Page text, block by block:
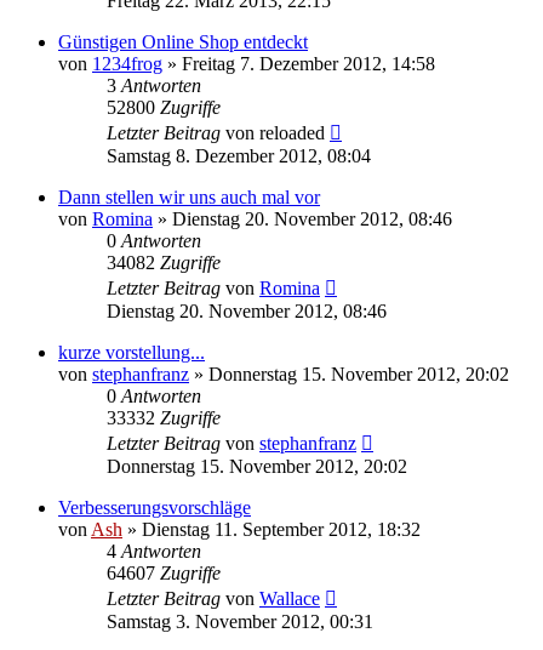
Günstigen Online Shop entdeckt
von 1234frog » Freitag 7. Dezember 2012, 14:58
3 Antworten
52800 Zugriffe
Letzter Beitrag von reloaded
Samstag 8. Dezember 2012, 08:04
Dann stellen wir uns auch mal vor
von Romina » Dienstag 20. November 2012, 08:46
0 Antworten
34082 Zugriffe
Letzter Beitrag von Romina
Dienstag 20. November 2012, 08:46
kurze vorstellung...
von stephanfranz » Donnerstag 15. November 2012, 20:02
0 Antworten
33332 Zugriffe
Letzter Beitrag von stephanfranz
Donnerstag 15. November 2012, 20:02
Verbesserungsvorschläge
von Ash » Dienstag 11. September 2012, 18:32
4 Antworten
64607 Zugriffe
Letzter Beitrag von Wallace
Samstag 3. November 2012, 00:31